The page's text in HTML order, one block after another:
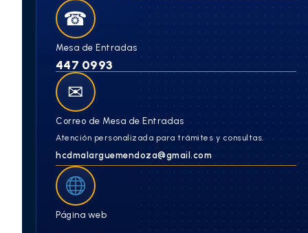
☎
Mesa de Entradas
447 0993
✉
Correo de Mesa de Entradas
Atención personalizada para trámites y consultas.
hcdmalarguemendoza@gmail.com
Página web